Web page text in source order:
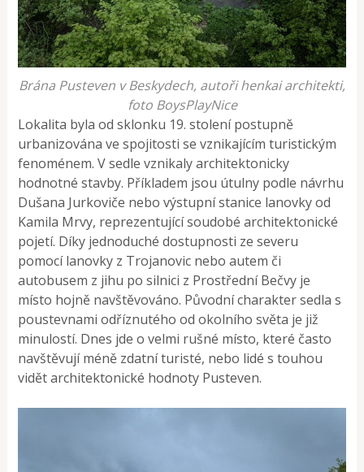
Brána Pusteven v Beskydech, autoři henkai architekti,
foto BoysPlayNice
Lokalita byla od sklonku 19. stolení postupně
urbanizována ve spojitosti se vznikajícím turistickým
fenoménem. V sedle vznikaly architektonicky
hodnotné stavby. Příkladem jsou útulny podle návrhu
Dušana Jurkoviče nebo výstupní stanice lanovky od
Kamila Mrvy, reprezentující soudobé architektonické
pojetí. Díky jednoduché dostupnosti ze severu
pomocí lanovky z Trojanovic nebo autem či
autobusem z jihu po silnici z Prostřední Bečvy je
místo hojně navštěvováno. Původní charakter sedla s
poustevnami odříznutého od okolního světa je již
minulostí. Dnes jde o velmi rušné místo, které často
navštěvují méně zdatní turisté, nebo lidé s touhou
vidět architektonické hodnoty Pusteven.